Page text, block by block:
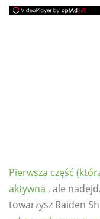
Pierwsza część
aktywna , ale
towarzysz Raiden